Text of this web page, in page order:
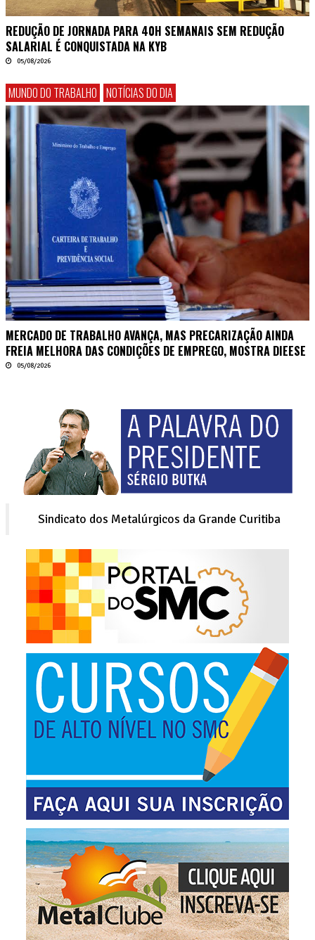
REDUÇÃO DE JORNADA PARA 40H SEMANAIS SEM REDUÇÃO
SALARIAL É CONQUISTADA NA KYB
05/08/2026
MUNDO DO TRABALHO NOTÍCIAS DO DIA
MERCADO DE TRABALHO AVANÇA, MAS PRECARIZAÇÃO AINDA
FREIA MELHORA DAS CONDIÇÕES DE EMPREGO, MOSTRA DIEESE
05/08/2026
Sindicato dos Metalúrgicos da Grande Curitiba